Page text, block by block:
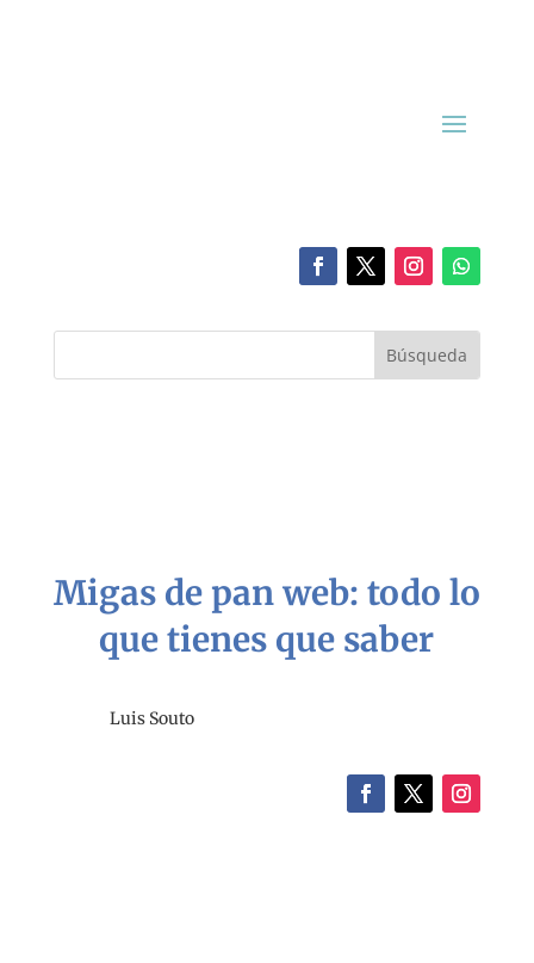
Migas de pan web: todo lo
que tienes que saber
Luis Souto